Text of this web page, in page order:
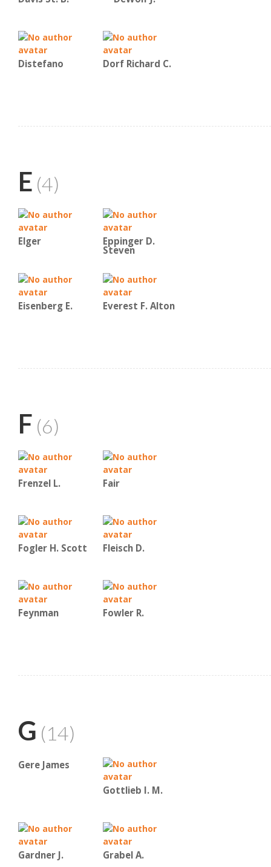
Distefano Dorf Richard C.
E (4)
Elger Eppinger D.
Steven
Eisenberg E. Everest F. Alton
F (6)
Frenzel L. Fair
Fogler H. Scott Fleisch D.
Feynman Fowler R.
G (14)
Gere James
Gottlieb I. M.
Gardner J. Grabel A.